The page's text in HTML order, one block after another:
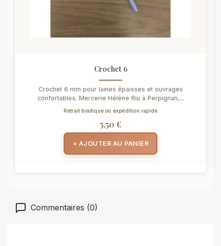
Crochet 6
Crochet 6 mm pour laines épaisses et ouvrages
confortables. Mercerie Hélène Riu à Perpignan,...
Retrait boutique ou expédition rapide
5,50 €
+ AJOUTER AU PANIER
Commentaires (0)